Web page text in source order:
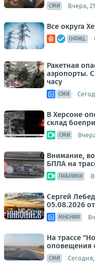
СМИ Вчера,
Все округа
ОФИЦ.
Ракетная
аэропорты.
часу
СМИ
В Херсоне
склад
СМИ
Внимание,
БПЛА на
ПАБЛИКИ
Сергей
05.08.2026
МНЕНИЯ
На трассе
оповещения
СМИ Сегодня,